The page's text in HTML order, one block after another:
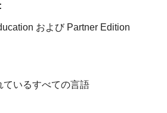
および Partner Edition
ているすべての言語